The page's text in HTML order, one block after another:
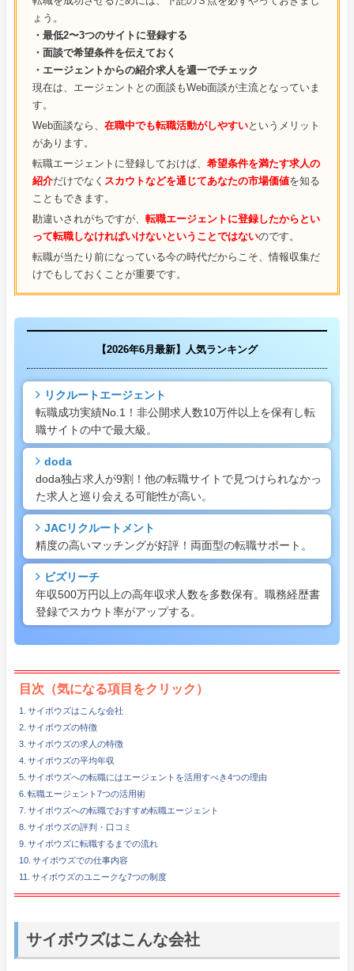
ょう。
・最低2〜3つのサイトに登録する
・面談で希望条件を伝えておく
・エージェントからの紹介求人を週一でチェック
現在は、エージェントとの面談もWeb面談が主流となっていま
す。
Web面談なら、 在職中でも転職活動がしやすいというメリット
があります。
転職エージェントに登録しておけば、 希望条件を満たす求人の
紹介だけでなく スカウトなどを通じてあなたの市場価値を知る
こともできます。
勘違いされがちですが、 転職エージェントに登録したからとい
って転職しなければいけないということではないのです。
転職が当たり前になっている今の時代だからこそ、情報収集だ
けでもしておくことが重要です。
【2026年6月最新】人気ランキング
リクルートエージェント
転職成功実績No.1！非公開求人数10万件以上を保有し転
職サイトの中で最大級。
doda
doda独占求人が9割！他の転職サイトで見つけられなかっ
た求人と巡り会える可能性が高い。
JACリクルートメント
精度の高いマッチングが好評！両面型の転職サポート。
ビズリーチ
年収500万円以上の高年収求人数を多数保有。職務経歴書
登録でスカウト率がアップする。
目次（気になる項目をクリック）
サイボウズはこんな会社
サイボウズの特徴
サイボウズの求人の特徴
サイボウズの平均年収
サイボウズへの転職にはエージェントを活用すべき4つの理由
転職エージェント7つの活用術
サイボウズへの転職でおすすめ転職エージェント
サイボウズの評判・口コミ
サイボウズに転職するまでの流れ
サイボウズでの仕事内容
サイボウズのユニークな7つの制度
サイボウズはこんな会社